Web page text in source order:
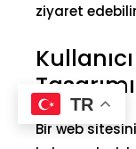
ziyaret
Tasarımı
Bir web
TR